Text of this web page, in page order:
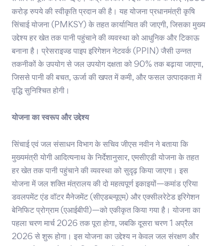
करोड़ रुपये की स्वीकृति प्रदान की है। यह योजना प्रधानमंत्री कृषि
सिंचाई योजना (PMKSY) के तहत कार्यान्वित की जाएगी, जिसका मुख्य
उद्देश्य हर खेत तक पानी पहुंचाने की व्यवस्था को आधुनिक और टिकाऊ
बनाना है। प्रेसराइज्ड पाइप इरिगेशन नेटवर्क (PPIN) जैसी उन्नत
तकनीकों के उपयोग से जल उपयोग दक्षता को 90% तक बढ़ाया जाएगा,
जिससे पानी की बचत, ऊर्जा की खपत में कमी, और फसल उत्पादकता में
वृद्धि सुनिश्चित होगी।
योजना का स्वरूप और उद्देश्य
सिंचाई एवं जल संसाधन विभाग के सचिव जीएस नवीन ने बताया कि
मुख्यमंत्री योगी आदित्यनाथ के निर्देशानुसार, एमसीएडी योजना के तहत
हर खेत तक पानी पहुंचाने की व्यवस्था को सुदृढ़ किया जाएगा। इस
योजना में जल शक्ति मंत्रालय की दो महत्वपूर्ण इकाइयों—कमांड एरिया
डवलपमेंट एंड वॉटर मैनेजमेंट (सीएडब्ल्यूएम) और एक्सीलरेटेड इरिगेशन
बेनिफिट प्रोग्राम (एआईबीपी)—को एकीकृत किया गया है। योजना का
पहला चरण मार्च 2026 तक पूरा होगा, जबकि दूसरा चरण 1 अप्रैल
2026 से शुरू होगा। इस योजना का उद्देश्य न केवल जल संरक्षण और